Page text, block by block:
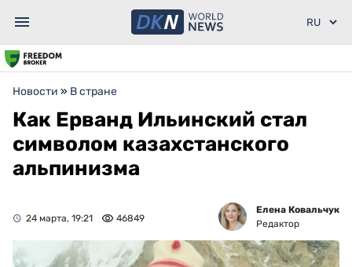
Новости » В стране
Как Ерванд Ильинский стал
символом казахстанского
альпинизма
24 марта, 19:21 46849
Елена Ковальчук
Редактор